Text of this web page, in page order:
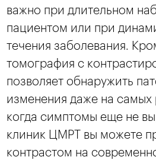
важно при длительном
пациентом или при
течения заболевания.
томография с
позволяет обнаружить
изменения даже на самых
когда симптомы еще не
клиник ЦМРТ вы можете
контрастом на